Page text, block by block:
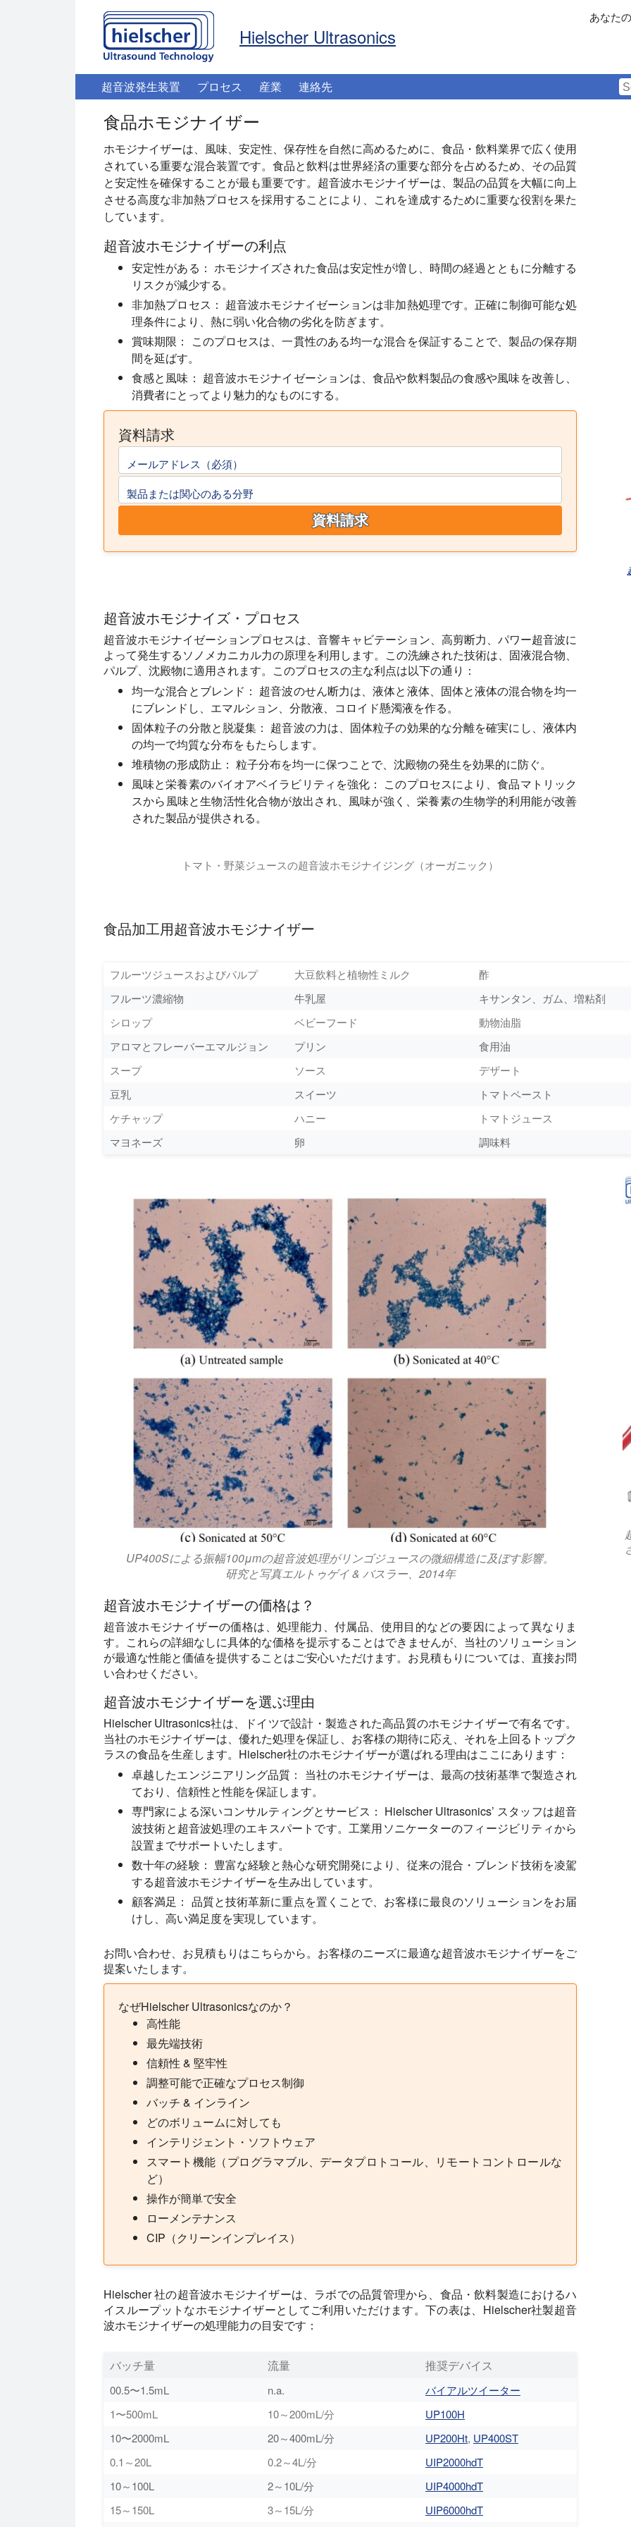
Hielscher Ultrasonics
あなた
超音波発生装置 プロセス 産業 連絡先
食品ホモジナイザー
ホモジナイザーは、風味、安定性、保存性を自然に高めるために、食品・飲料業界で広く使用
されている重要な混合装置です。食品と飲料は世界経済の重要な部分を占めるため、その品質
と安定性を確保することが最も重要です。超音波ホモジナイザーは、製品の品質を大幅に向上
させる高度な非加熱プロセスを採用することにより、これを達成するために重要な役割を果た
しています。
超音波ホモジナイザーの利点
安定性がある： ホモジナイズされた食品は安定性が増し、時間の経過とともに分離する
リスクが減少する。
非加熱プロセス： 超音波ホモジナイゼーションは非加熱処理です。正確に制御可能な処
理条件により、熱に弱い化合物の劣化を防ぎます。
賞味期限：
このプロセスは、一貫性のある均一な混合を保証することで、製品の保存期
間を延ばす。
食感と風味： 超音波ホモジナイゼーションは、食品や飲料製品の食感や風味を改善し、
消費者にとってより魅力的なものにする。
資料請求
メールアドレス（必須）
製品または関心のある分野
資料請求
超音波ホモジナイズ・プロセス
超音波ホモジナイゼーションプロセスは、音響キャビテーション、高剪断力、パワー超音波に
よって発生するソノメカニカル力の原理を利用します。この洗練された技術は、固液混合物、
パルプ、沈殿物に適用されます。このプロセスの主な利点は以下の通り：
均一な混合とブレンド： 超音波のせん断力は、液体と液体、固体と液体の混合物を均一
にブレンドし、エマルション、分散液、コロイド懸濁液を作る。
固体粒子の分散と脱凝集： 超音波の力は、固体粒子の効果的な分離を確実にし、液体内
の均一で均質な分布をもたらします。
堆積物の形成防止： 粒子分布を均一に保つことで、沈殿物の発生を効果的に防ぐ。
風味と栄養素のバイオアベイラビリティを強化： このプロセスにより、食品マトリック
スから風味と生物活性化合物が放出され、風味が強く、栄養素の生物学的利用能が改善
された製品が提供される。
トマト・野菜ジュースの超音波ホモジナイジング（オーガニック）
食品加工用超音波ホモジナイザー
フルーツジュースおよびパルプ 大豆飲料と植物性ミルク 酢
フルーツ濃縮物
牛乳屋 キサンタン、ガム、増粘剤
シロップ
ベビーフード 動物油脂
アロマとフレーバーエマルジョン
プリン 食用油
スープ
ソース デザート
豆乳
スイーツ トマトペースト
ケチャップ
ハニー トマトジュース
マヨネーズ
卵 調味料
UP400Sによる振幅100μmの超音波処理がリンゴジュースの微細構造に及ぼす影響。
研究と写真エルトゥゲイ & バスラー、2014年
超音波ホモジナイザーの価格は？
超音波ホモジナイザーの価格は、処理能力、付属品、使用目的などの要因によって異なりま
す。これらの詳細なしに具体的な価格を提示することはできませんが、当社のソリューション
が最適な性能と価値を提供することはご安心いただけます。お見積もりについては、直接お問
い合わせください。
超音波ホモジナイザーを選ぶ理由
Hielscher Ultrasonics社は、ドイツで設計・製造された高品質のホモジナイザーで有名です。
当社のホモジナイザーは、優れた処理を保証し、お客様の期待に応え、それを上回るトップク
ラスの食品を生産します。Hielscher社のホモジナイザーが選ばれる理由はここにあります：
卓越したエンジニアリング品質： 当社のホモジナイザーは、最高の技術基準で製造され
ており、信頼性と性能を保証します。
専門家による深いコンサルティングとサービス： Hielscher Ultrasonics’ スタッフは超音
波技術と超音波処理のエキスパートです。工業用ソニケーターのフィージビリティから
設置までサポートいたします。
数十年の経験： 豊富な経験と熱心な研究開発により、従来の混合・ブレンド技術を凌駕
する超音波ホモジナイザーを生み出しています。
顧客満足： 品質と技術革新に重点を置くことで、お客様に最良のソリューションをお届
けし、高い満足度を実現しています。
お問い合わせ、お見積もりはこちらから。お客様のニーズに最適な超音波ホモジナイザーをご
提案いたします。
なぜHielscher Ultrasonicsなのか？
高性能
最先端技術
信頼性 & 堅牢性
調整可能で正確なプロセス制御
バッチ & インライン
どのボリュームに対しても
インテリジェント・ソフトウェア
スマート機能（プログラマブル、データプロトコール、リモートコントロールな
ど）
操作が簡単で安全
ローメンテナンス
CIP（クリーンインプレイス）
Hielscher 社の超音波ホモジナイザーは、ラボでの品質管理から、食品・飲料製造におけるハ
イスループットなホモジナイザーとしてご利用いただけます。下の表は、Hielscher社製超音
波ホモジナイザーの処理能力の目安です：
バッチ量 流量 推奨デバイス
00.5〜1.5mL n.a.
バイアルツイーター
1〜500mL
10～200mL/分
UP100H
10〜2000mL
20～400mL/分 UP200Ht, UP400ST
0.1～20L
0.2～4L/分
UIP2000hdT
10～100L
2～10L/分
UIP4000hdT
15～150L
3～15L/分
UIP6000hdT